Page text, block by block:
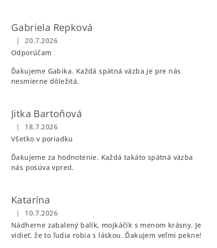
Gabriela Repková
Hodnotenie obchodu je 5 z 5 hviezdičiek.
|
20.7.2026
Odporúčam
Ďakujeme Gabika. Každá spätná väzba je pre nás
nesmierne dôležitá.
Jitka Bartoňová
Hodnotenie obchodu je 5 z 5 hviezdičiek.
|
18.7.2026
Všetko v poriadku
Ďakujeme za hodnotenie. Každá takáto spätná väzba
nás posúva vpred.
Katarína
Hodnotenie obchodu je 5 z 5 hviezdičiek.
|
10.7.2026
Nádherne zabalený balík, mojkáčik s menom krásny. Je
vidieť, že to ľudia robia s láskou. Ďakujem veľmi pekne!